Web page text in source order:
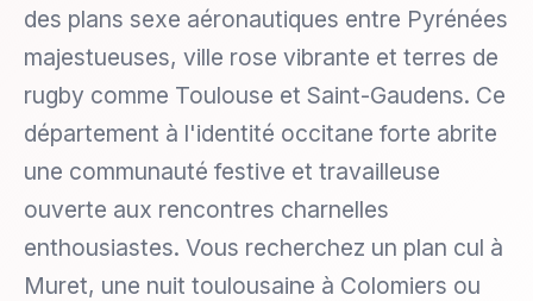
des plans sexe aéronautiques entre Pyrénées
majestueuses, ville rose vibrante et terres de
rugby comme Toulouse et Saint-Gaudens. Ce
département à l'identité occitane forte abrite
une communauté festive et travailleuse
ouverte aux rencontres charnelles
enthousiastes. Vous recherchez un plan cul à
Muret, une nuit toulousaine à Colomiers ou